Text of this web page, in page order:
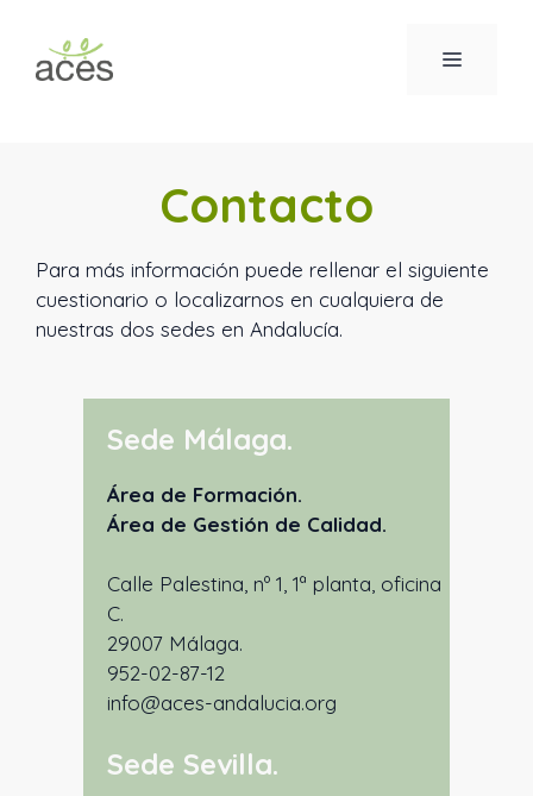
contenido
MENÚ
Contacto
Para más información puede rellenar el siguiente
cuestionario o localizarnos en cualquiera de
nuestras dos sedes en Andalucía.
Sede Málaga.
Área de Formación.
Área de Gestión de Calidad.
Calle Palestina, nº 1, 1ª planta, oficina
C.
29007 Málaga.
952-02-87-12
info@aces-andalucia.org
Sede Sevilla.